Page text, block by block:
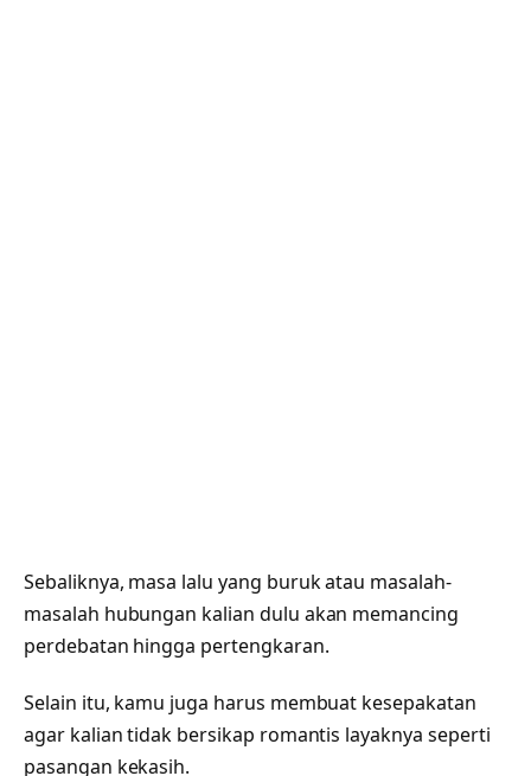
Sebaliknya, masa lalu yang buruk atau masalah-
masalah hubungan kalian dulu akan memancing
perdebatan hingga pertengkaran.
Selain itu, kamu juga harus membuat kesepakatan
agar kalian tidak bersikap romantis layaknya seperti
pasangan kekasih.